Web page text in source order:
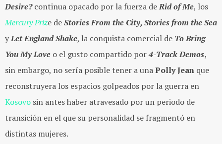
Desire?continua opacado por la fuerza deRid of Me, los
Mercury Prize deStories From the City, Stories from the Sea
yLet England Shake, la conquista comercial de To Bring
You My Love o el gusto compartido por4-Track Demos,
sin embargo, no sería posible tener a unaPolly Jean que
reconstruyera los espacios golpeados por la guerra en
Kosovo sin antes haber atravesado por un periodo de
transición en el que su personalidad se fragmentó en
distintas mujeres.